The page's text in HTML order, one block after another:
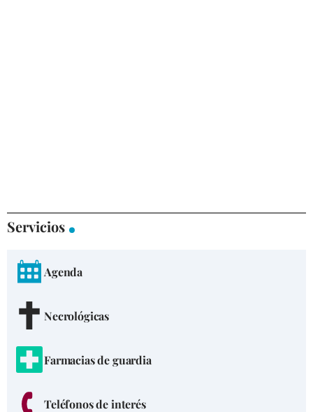
Servicios
Agenda
Necrológicas
Farmacias de guardia
Teléfonos de interés